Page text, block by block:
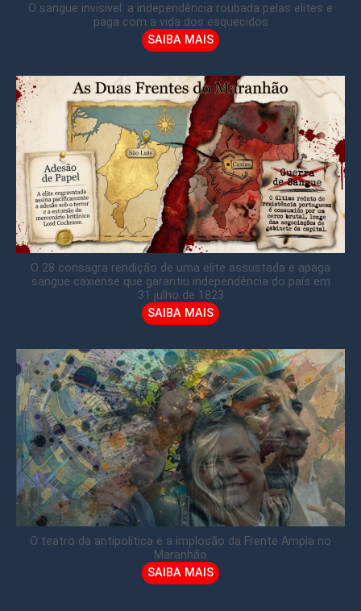
O sangue invisível: a independência roubada pelas elites e
paga com a vida dos esquecidos
SAIBA MAIS
O 28 consagra rendição de uma elite assustada e apaga
sangue caxiense que garantiu independência do país em
31 julho de 1823
SAIBA MAIS
O teatro da antipolítica e a implosão da Frente Ampla no
Maranhão
SAIBA MAIS